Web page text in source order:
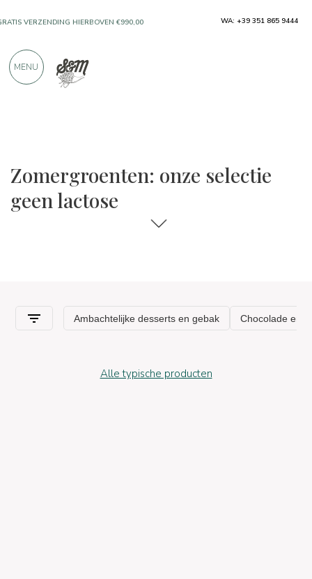
Zomergroenten: onze selectie
geen lactose
Alle typische producten
VERZENDING HIERBOVEN €990,00
PRODUCTEN VAN UITSTEKENDE
WA: +39 351 865 9444
MENU